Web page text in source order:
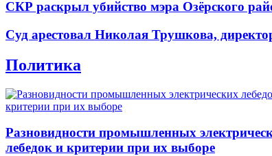
СКР раскрыл убийство мэра Озёрского
Суд арестовал Николая Трушкова,
Политика
Разновидности промышленных
лебедок и критерии при их выборе